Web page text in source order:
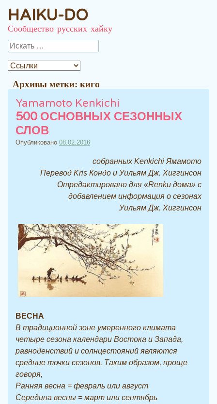
HAIKU-DO
Сообщество русских хайку
Поиск
Архивы метки: киго
Yamamoto Kenkichi
500 ОСНОВНЫХ СЕЗОННЫХ
СЛОВ
Опубликовано 08.02.2016
собранных Kenkichi Ямамото
Перевод Kris Кондо и Уильям Дж. Хиггинсон
Отредактировано для «Renku дома» с
добавлением информация о сезонах
Уильям Дж. Хиггинсон
ВЕСНА
В традиционной зоне умеренного климата
четыре сезона календари Востока и Запада,
равноденствий и солнцестояний являются
средние точки сезонов. Таким образом, проще
говоря,
Ранняя весна = февраль или август
Середина весны = март или сентябрь